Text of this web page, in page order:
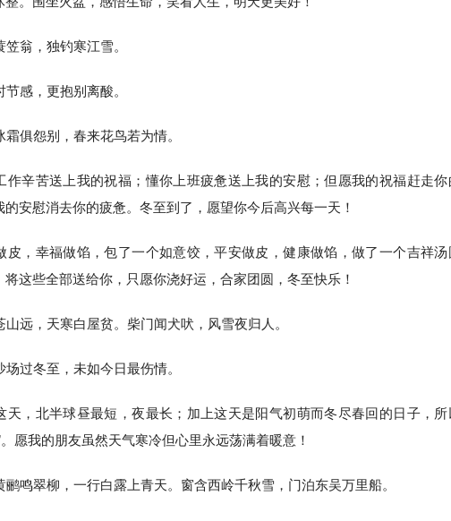
笠翁，独钓寒江雪。
节感，更抱别离酸。
霜俱怨别，春来花鸟若为情。
作辛苦送上我的祝福；懂你上班疲惫送上我的安慰；但愿我的祝福赶走你
的安慰消去你的疲惫。冬至到了，愿望你今后高兴每一天！
皮，幸福做馅，包了一个如意饺，平安做皮，健康做馅，做了一个吉祥汤
将这些全部送给你，只愿你浇好运，合家团圆，冬至快乐！
山远，天寒白屋贫。柴门闻犬吠，风雪夜归人。
场过冬至，未如今日最伤情。
天，北半球昼最短，夜最长；加上这天是阳气初萌而冬尽春回的日子，所
。愿我的朋友虽然天气寒冷但心里永远荡满着暖意！
鹂鸣翠柳，一行白露上青天。窗含西岭千秋雪，门泊东吴万里船。